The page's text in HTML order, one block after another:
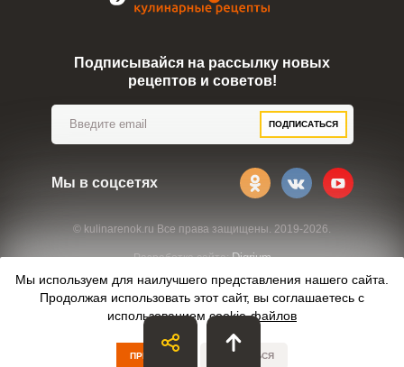
© kulinarenok.ru Все права защищены. 2019-2026.
Разработка сайта:Digrium
Подписывайся на рассылку новых
рецептов и советов!
ПОДПИСАТЬСЯ
Мы в соцсетях
Мы используем для наилучшего представления нашего сайта.
Продолжая использовать этот сайт, вы соглашаетесь с
использованиемcookie-файлов
ПРИНЯТЬ ОТКАЗАТЬСЯ